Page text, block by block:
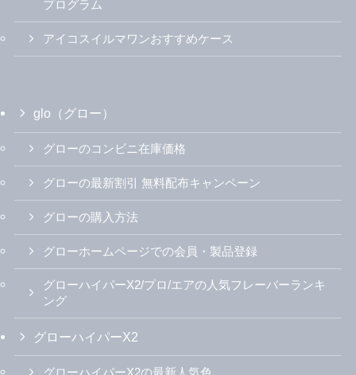
プログラム
アイコスイルマワンおすすめケース
glo（グロー）
グローのコンビニ在庫価格
グローの最新割引 無料配布キャンペーン
グローの購入方法
グローホームページでの会員・製品登録
グローハイパーX2/プロ/エアの人気フレーバーランキ
ング
グローハイパーX2